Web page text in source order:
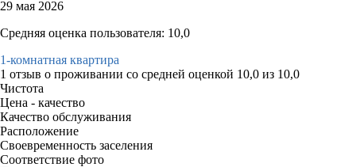
29 мая 2026
Средняя оценка пользователя: 10,0
1-комнатная квартира
1 отзыв о проживании со средней оценкой 10,0 из 10,0
Чистота
Цена - качество
Качество обслуживания
Расположение
Своевременность заселения
Соответствие фото